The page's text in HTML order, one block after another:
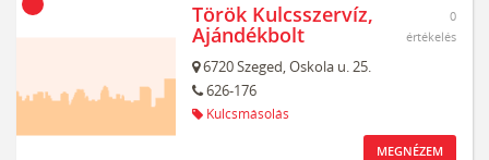
Török Kulcsszervíz,
Ajándékbolt
6720Szeged,Oskola u. 25.
626-176
Kulcsmásolás
0
értékelés
MEGNÉZEM